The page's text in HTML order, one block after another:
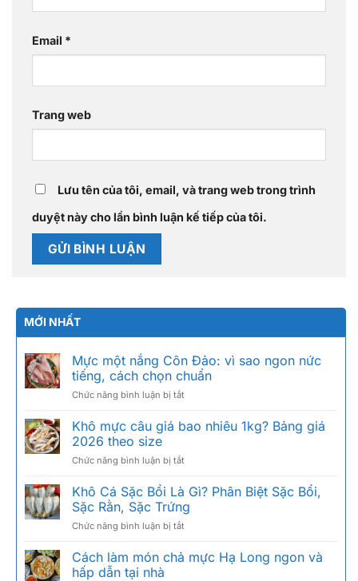
Email *
Trang web
Lưu tên của tôi, email, và trang web trong trình
duyệt này cho lần bình luận kế tiếp của tôi.
MỚI NHẤT
Mực một nắng Côn Đảo: vì sao ngon nức
tiếng, cách chọn chuẩn
Chức năng bình luận bị tắtở
nắng
Đảo:
sao
ngon
nức
tiếng,
chọn
Khô mực câu giá bao nhiêu 1kg? Bảng giá
2026 theo size
Chức năng bình luận bị tắtở
mực
câu
giá
bao
1kg?
Bảng
Khô Cá Sặc Bổi Là Gì? Phân Biệt Sặc Bổi,
Sặc Rằn, Sặc Trứng
Chức năng bình luận bị tắtở
Sặc
Cách làm món chả mực Hạ Long ngon và
hấp dẫn tại nhà